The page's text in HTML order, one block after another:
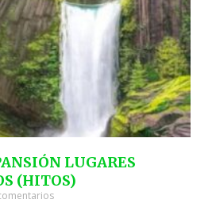
LUGARES
(HITOS)